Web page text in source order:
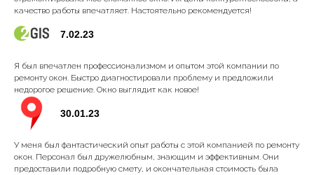
качество работы впечатляет. Настоятельно рекомендуется!
7.02.23
Я был впечатлен профессионализмом и опытом этой компании по
ремонту окон. Быстро диагностировали проблему и предложили
недорогое решение. Окно выглядит как новое!
30.01.23
У меня был фантастический опыт работы с этой компанией по ремонту
окон. Персонал был дружелюбным, знающим и эффективным. Они
предоставили подробную смету, и окончательная стоимость была